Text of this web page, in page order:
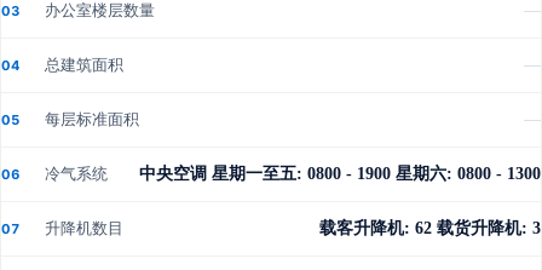
03 办公室楼层数量 —
04 总建筑面积 —
05 每层标准面积 —
06 冷气系统 中央空调 星期一至五: 0800 - 1900 星期六: 0800 - 1300
07 升降机数目 载客升降机: 62 载货升降机: 3